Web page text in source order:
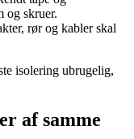
og skruer.
rør og kabler skal
isolering ubrugelig,
af samme